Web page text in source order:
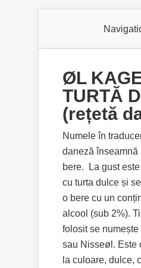
ØL
TURTĂ
(rețetă
Numele în
daneză înseamnă
bere. La gust
cu turta dulce și
o bere cu un
alcool (sub 2%).
folosit se numește
sau Nisseøl. Este
la culoare, dulce,